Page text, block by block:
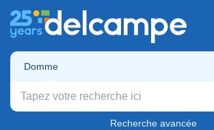
Domme
Recherche avancée